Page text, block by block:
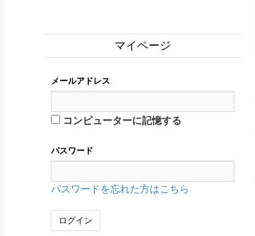
マイページ
メールアドレス
コンピューターに記憶する
パスワード
パスワードを忘れた方はこちら